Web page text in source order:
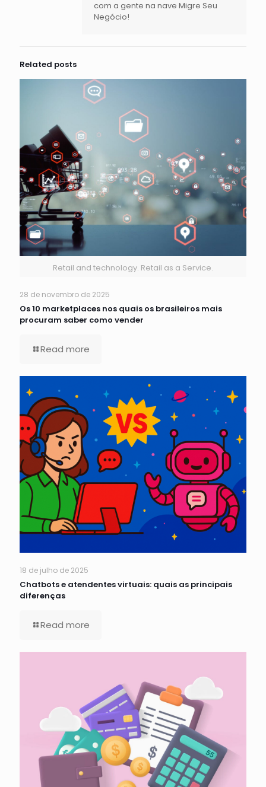
com a gente na nave Migre Seu
Negócio!
Related posts
Retail and technology. Retail as a Service.
28 de novembro de 2025
Os 10 marketplaces nos quais os brasileiros mais
procuram saber como vender
Read more
18 de julho de 2025
Chatbots e atendentes virtuais: quais as principais
diferenças
Read more